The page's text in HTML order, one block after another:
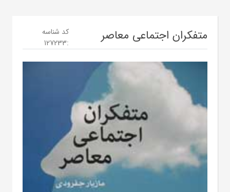
متفکران اجتماعی معاصر
کد شناسه
:
127233